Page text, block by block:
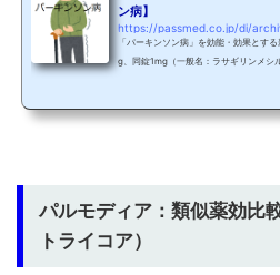
ン病】
https://passmed.co.jp/di/
「パーキンソン病」を効能・効果とす
g、同錠1mg（一般名：ラサギリンメシ
Ltd.効能・効果パーキンソン病用法・
パルモディア：類似薬効比
トライコア）